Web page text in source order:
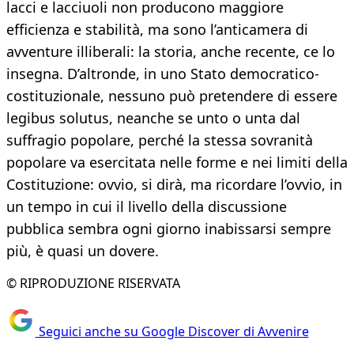
lacci e lacciuoli non producono maggiore
efficienza e stabilità, ma sono l’anticamera di
avventure illiberali: la storia, anche recente, ce lo
insegna. D’altronde, in uno Stato democratico-
costituzionale, nessuno può pretendere di essere
legibus solutus, neanche se unto o unta dal
suffragio popolare, perché la stessa sovranità
popolare va esercitata nelle forme e nei limiti della
Costituzione: ovvio, si dirà, ma ricordare l’ovvio, in
un tempo in cui il livello della discussione
pubblica sembra ogni giorno inabissarsi sempre
più, è quasi un dovere.
© RIPRODUZIONE RISERVATA
Seguici anche su Google Discover di Avvenire